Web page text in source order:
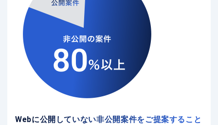
Webに公開していない非公開案件をご提案すること